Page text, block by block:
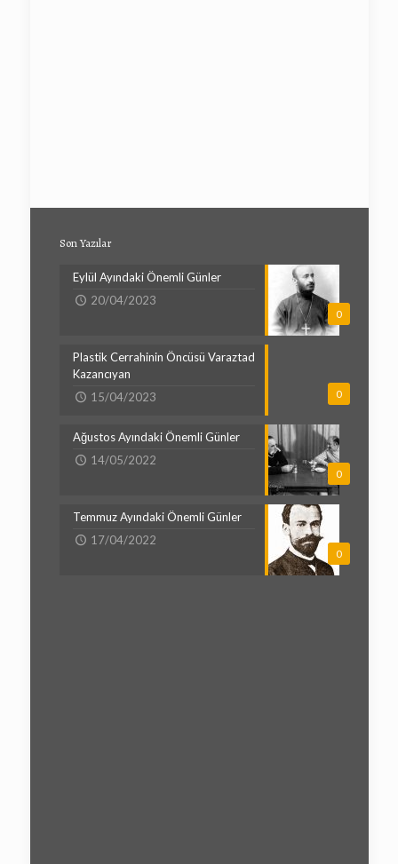
Son Yazılar
0
Eylül Ayındaki Önemli Günler
20/04/2023
0
Plastik Cerrahinin Öncüsü Varaztad
Kazancıyan
15/04/2023
0
Ağustos Ayındaki Önemli Günler
14/05/2022
0
Temmuz Ayındaki Önemli Günler
17/04/2022